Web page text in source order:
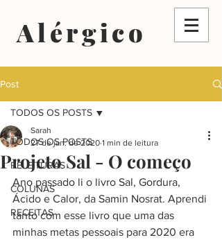
Alérgico
Post
TODOS OS POSTS
RELEITURAS
COLUNAS
RECEITAS
TODOS OS POSTS
Projeto Sal - O começo
Sarah
27 de jan. de 2020 1 min de leitura
Ano passado li o livro Sal, Gordura,
Ácido e Calor, da Samin Nosrat. Aprendi
tanto com esse livro que uma das
minhas metas pessoais para 2020 era